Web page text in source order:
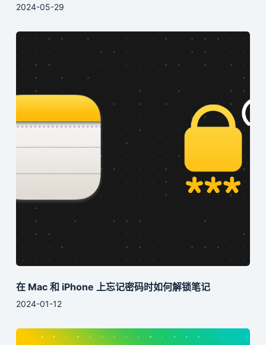
2024-05-29
在 Mac 和 iPhone 上忘记密码时如何解锁笔记
2024-01-12